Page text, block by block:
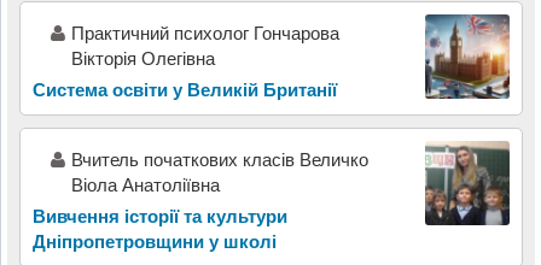
Практичний психолог Гончарова
Вікторія Олегівна
Система освіти у Великій Британії
Вчитель початкових класів Величко
Віола Анатоліївна
Вивчення історії та культури
Дніпропетровщини у школі